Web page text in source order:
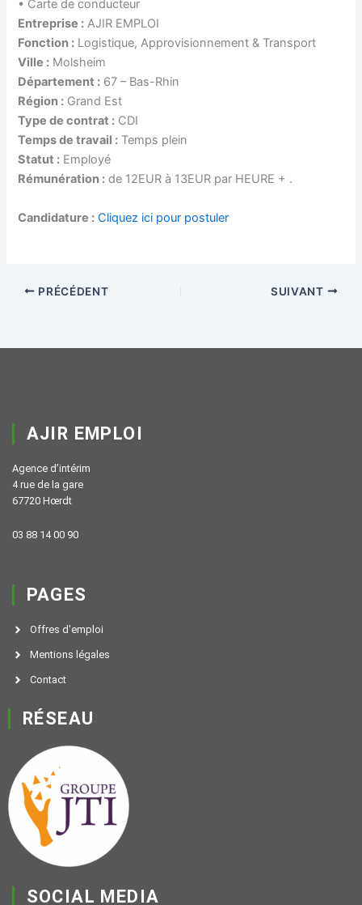
• Carte de conducteur
Entreprise : AJIR EMPLOI
Fonction : Logistique, Approvisionnement & Transport
Ville : Molsheim
Département : 67 – Bas-Rhin
Région : Grand Est
Type de contrat : CDI
Temps de travail : Temps plein
Statut : Employé
Rémunération : de 12EUR à 13EUR par HEURE + .
Candidature : Cliquez ici pour postuler
PRÉCÉDENT SUIVANT
AJIR EMPLOI
Agence d’intérim
4 rue de la gare
67720 Hœrdt
03 88 14 00 90
PAGES
Offres d'emploi
Mentions légales
Contact
RÉSEAU
SOCIAL MEDIA